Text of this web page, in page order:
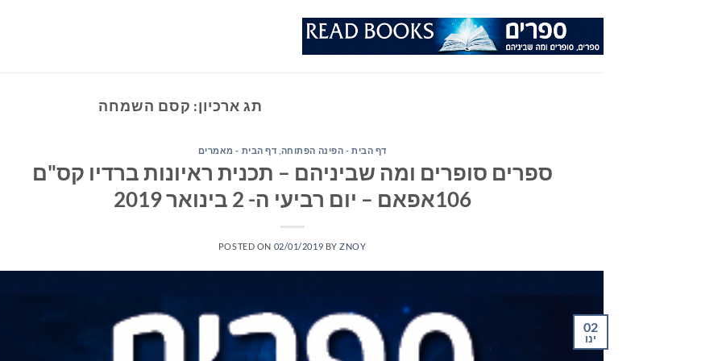
תג ארכיון: קסם השמחה
דף הבית - הפינה הפתוחה דף הבית - מאמרים
ספרים סופרים ומה שביניהם – תכנית ראיונות ברדיו קס"ם
106אפאם – יום רביעי ה- 2 בינואר 2019
POSTED ON 02/01/2019 BYZNOY
02
ינו